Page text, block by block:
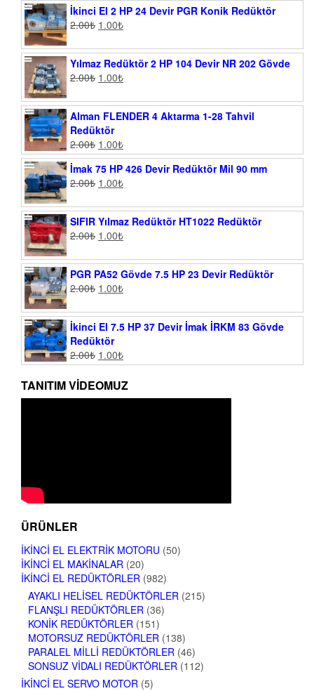
İkinci El 2 HP 24 Devir PGR Konik Redüktör
2.00₺ 1.00₺
Yılmaz Redüktör 2 HP 104 Devir NR 202 Gövde
2.00₺ 1.00₺
Alman FLENDER 4 Aktarma 1-28 Tahvil
Redüktör
2.00₺ 1.00₺
İmak 75 HP 426 Devir Redüktör Mil 90 mm
2.00₺ 1.00₺
SIFIR Yılmaz Redüktör HT1022 Redüktör
2.00₺ 1.00₺
PGR PA52 Gövde 7.5 HP 23 Devir Redüktör
2.00₺ 1.00₺
İkinci El 7.5 HP 37 Devir İmak İRKM 83 Gövde
Redüktör
2.00₺ 1.00₺
TANITIM VIDEOMUZ
ÜRÜNLER
İKINCI EL ELEKTRIK MOTORU (50)
İKINCI EL MAKINALAR (20)
İKINCI EL REDÜKTÖRLER (982)
AYAKLI HELISEL REDÜKTÖRLER (215)
FLANŞLI REDÜKTÖRLER (36)
KONIK REDÜKTÖRLER (151)
MOTORSUZ REDÜKTÖRLER (138)
PARALEL MILLI REDÜKTÖRLER (46)
SONSUZ VIDALI REDÜKTÖRLER (112)
İKINCI EL SERVO MOTOR (5)